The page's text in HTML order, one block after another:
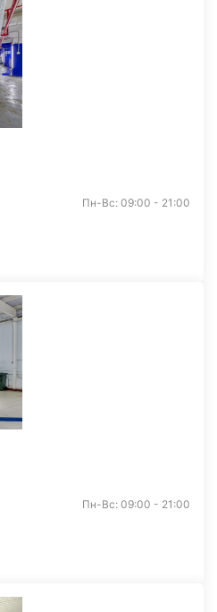
Пн-Вс: 09:00 - 21:00
Пн-Вс: 09:00 - 21:00